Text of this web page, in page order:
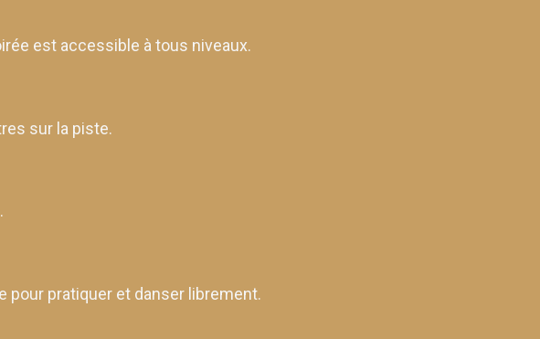
est accessible à tous niveaux.
sur la piste.
pour pratiquer et danser librement.